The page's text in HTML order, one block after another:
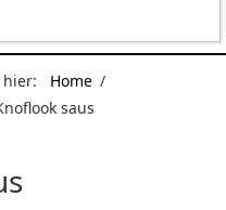
hier: Home /
saus